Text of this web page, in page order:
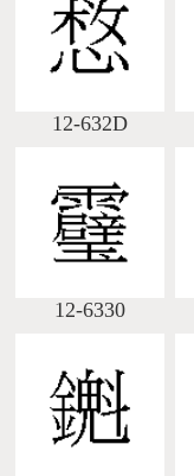
12-632D
12-6330